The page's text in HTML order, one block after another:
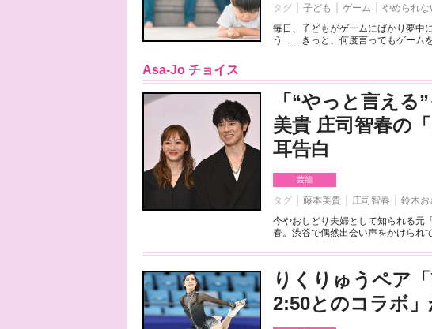
タグ 子ども ゲーム やめられな
毎日、子どもがゲームにばかり夢中
う……きっと、何度言ってもゲーム
Asa-Jo チョイス
「“やっと言え
美貴 庄司智春の
耳告白
芸能
タグ 藤本美貴 庄司智春 鈴木お
今やおしどり夫婦として知られる元
春。渋谷で偶然出会い声をかけられ
りくりゅうペア
2:50とのコラボ